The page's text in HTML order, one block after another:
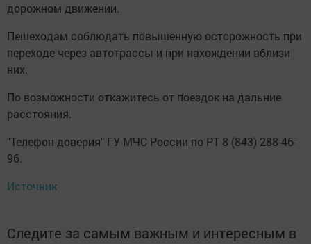
дорожном движении.
Пешеходам соблюдать повышенную осторожность при
переходе через автотрассы и при нахождении вблизи
них.
По возможности откажитесь от поездок на дальние
расстояния.
"Телефон доверия" ГУ МЧС России по РТ 8 (843) 288-46-
96.
Источник
Следите за самым важным и интересным в